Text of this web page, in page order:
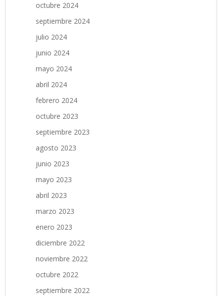
octubre 2024
septiembre 2024
julio 2024
junio 2024
mayo 2024
abril 2024
febrero 2024
octubre 2023
septiembre 2023
agosto 2023
junio 2023
mayo 2023
abril 2023
marzo 2023
enero 2023
diciembre 2022
noviembre 2022
octubre 2022
septiembre 2022